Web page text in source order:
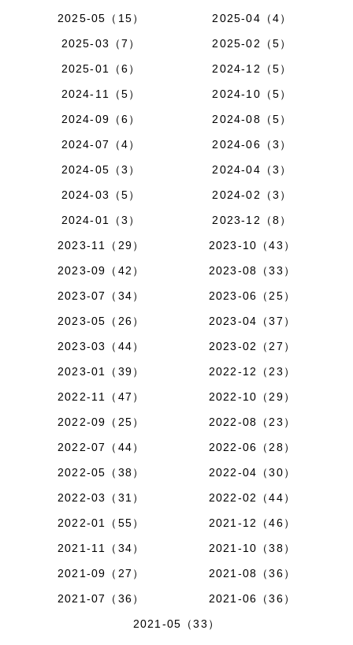
2025-05（15）
2025-04（4）
2025-03（7）
2025-02（5）
2025-01（6）
2024-12（5）
2024-11（5）
2024-10（5）
2024-09（6）
2024-08（5）
2024-07（4）
2024-06（3）
2024-05（3）
2024-04（3）
2024-03（5）
2024-02（3）
2024-01（3）
2023-12（8）
2023-11（29）
2023-10（43）
2023-09（42）
2023-08（33）
2023-07（34）
2023-06（25）
2023-05（26）
2023-04（37）
2023-03（44）
2023-02（27）
2023-01（39）
2022-12（23）
2022-11（47）
2022-10（29）
2022-09（25）
2022-08（23）
2022-07（44）
2022-06（28）
2022-05（38）
2022-04（30）
2022-03（31）
2022-02（44）
2022-01（55）
2021-12（46）
2021-11（34）
2021-10（38）
2021-09（27）
2021-08（36）
2021-07（36）
2021-06（36）
2021-05（33）